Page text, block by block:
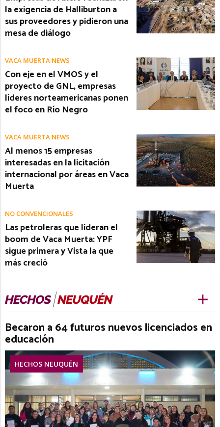
la exigencia de Halliburton a
sus proveedores y pidieron una
mesa de diálogo
VACA MUERTA NEWS
Con eje en el VMOS y el
proyecto de GNL, empresas
líderes norteamericanas ponen
el foco en Río Negro
VACA MUERTA NEWS
Al menos 15 empresas
interesadas en la licitación
internacional por áreas en Vaca
Muerta
NO CONVENCIONALES
Las petroleras que lideran el
boom de Vaca Muerta: YPF
sigue primera y Vista la que
más creció
Becaron a 64 futuros nuevos licenciados en
educación
HECHOS NEUQUÉN